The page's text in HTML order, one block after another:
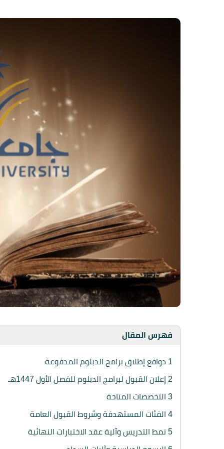
فهرس المقال
1 دوافع إطلاق برامج الدبلوم المدفوعة
2 إعلان القبول لبرامج الدبلوم للفصل الأول 1447هـ
3 التخصصات المتاحة
4 الفئات المستهدفة وشروط القبول العامة
5 نمط التدريس وآلية عقد الاختبارات النهائية